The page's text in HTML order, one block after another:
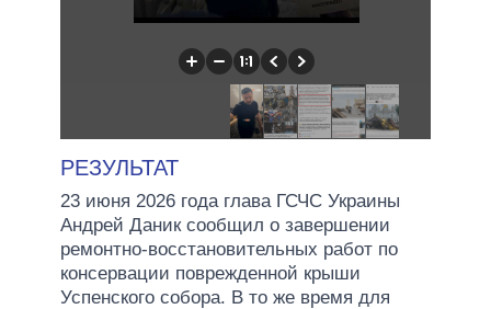
РЕЗУЛЬТАТ
23 июня 2026 года глава ГСЧС Украины
Андрей Даник сообщил о завершении
ремонтно-восстановительных работ по
консервации поврежденной крыши
Успенского собора. В то же время для